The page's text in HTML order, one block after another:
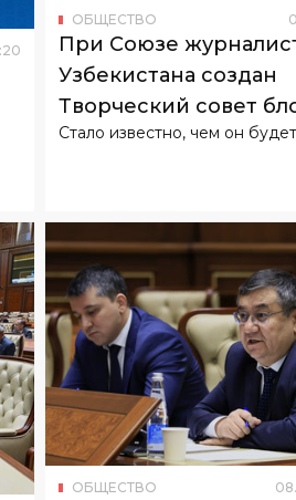
Творческий совет
Стало известно, чем он будет
:17
ОБЩЕСТВО .
Сенат одобрил
центра на основе
права